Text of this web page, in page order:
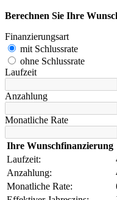
Berechnen Sie Ihre
Finanzierungsart
mit Schlussrate
ohne Schlussrate
Laufzeit
Anzahlung
Monatliche Rate
Ihre Wunschfinanzierung
Laufzeit:
Anzahlung:
Monatliche Rate: